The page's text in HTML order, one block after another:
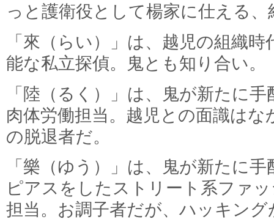
っと護衛役として楊家に仕える
「來（らい）」は、越児の組織
能な私立探偵。鬼とも知り合い。
「陸（るく）」は、鬼が新たに
肉体労働担当。越児との面識は
の脱退者だ。
「樂（ゆう）」は、鬼が新たに
ピアスをしたストリート系ファ
担当。お調子者だが、ハッキング